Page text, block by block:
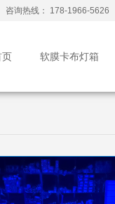
咨询热线： 178-1966-5626
页 软膜卡布灯箱